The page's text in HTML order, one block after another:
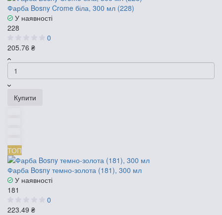
Фарба Bosny Crome біла, 300 мл (228)
У наявності
228
0
205.76 ₴
Купити
ТОП
Фарба Bosny темно-золота (181), 300 мл
У наявності
181
0
223.49 ₴